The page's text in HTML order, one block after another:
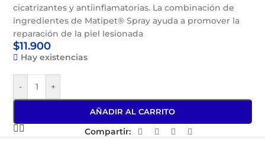
cicatrizantes y antiinflamatorias. La combinación de
ingredientes de Matipet® Spray ayuda a promover la
reparación de la piel lesionada
$11.900
Hay existencias
- +
AÑADIR AL CARRITO
Compartir: